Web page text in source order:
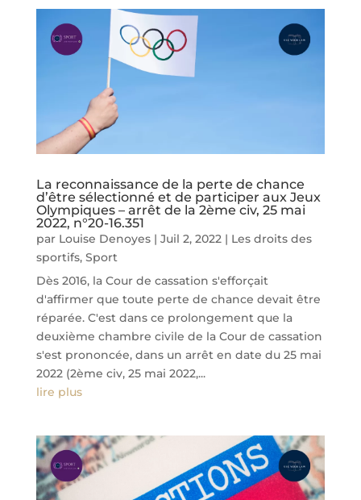
La reconnaissance de la perte de chance
d’être sélectionné et de participer aux Jeux
Olympiques – arrêt de la 2ème civ, 25 mai
2022, n°20-16.351
par Louise Denoyes| Juil 2, 2022 | Les droits des
sportifs, Sport
Dès 2016, la Cour de cassation s'efforçait
d'affirmer que toute perte de chance devait être
réparée. C'est dans ce prolongement que la
deuxième chambre civile de la Cour de cassation
s'est prononcée, dans un arrêt en date du 25 mai
2022 (2ème civ, 25 mai 2022,...
lire plus